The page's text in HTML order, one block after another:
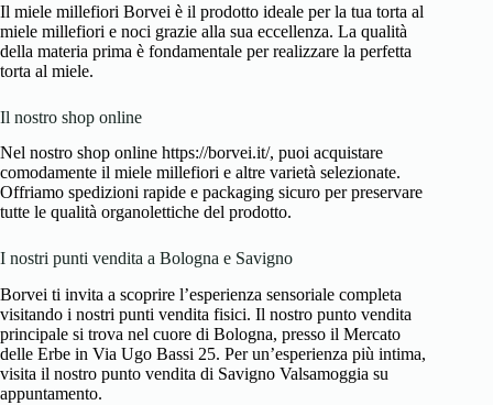
Il miele millefiori Borvei è il prodotto ideale per la tua torta al
miele millefiori e noci grazie alla sua eccellenza. La qualità
della materia prima è fondamentale per realizzare la perfetta
torta al miele.
Il nostro shop online
Nel nostro shop online https://borvei.it/, puoi acquistare
comodamente il miele millefiori e altre varietà selezionate.
Offriamo spedizioni rapide e packaging sicuro per preservare
tutte le qualità organolettiche del prodotto.
I nostri punti vendita a Bologna e Savigno
Borvei ti invita a scoprire l’esperienza sensoriale completa
visitando i nostri punti vendita fisici. Il nostro punto vendita
principale si trova nel cuore di Bologna, presso il Mercato
delle Erbe in Via Ugo Bassi 25. Per un’esperienza più intima,
visita il nostro punto vendita di Savigno Valsamoggia su
appuntamento.